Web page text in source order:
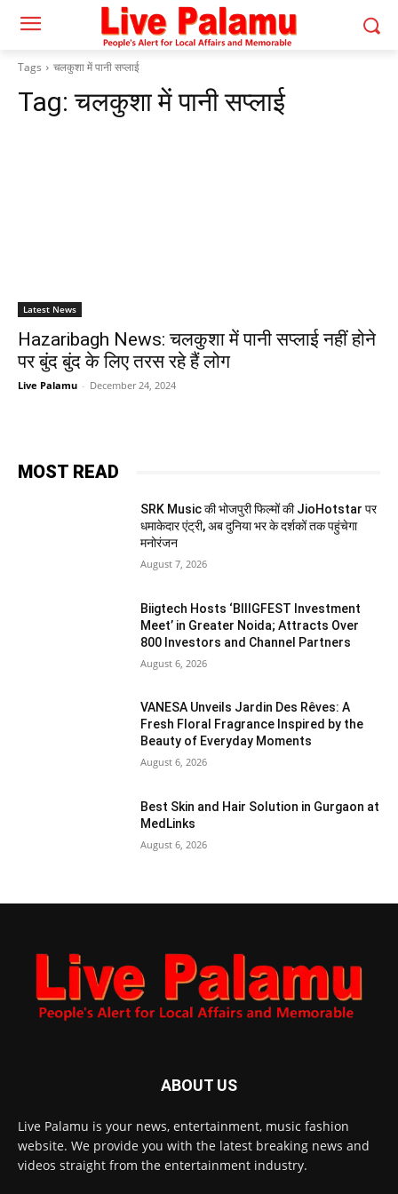
Tags चलकुशा में पानी सप्लाई
Tag:चलकुशा में पानी सप्लाई
Latest News
Hazaribagh News: चलकुशा में पानी सप्लाई नहीं होने
पर बुंद बुंद के लिए तरस रहे हैं लोग
Live Palamu - December 24, 2024
MOST READ
SRK Music की भोजपुरी फिल्मों की JioHotstar पर
धमाकेदार एंट्री, अब दुनिया भर के दर्शकों तक पहुंचेगा
मनोरंजन
August 7, 2026
Biigtech Hosts ‘BIIIGFEST Investment
Meet’ in Greater Noida; Attracts Over
800 Investors and Channel Partners
August 6, 2026
VANESA Unveils Jardin Des Rêves: A
Fresh Floral Fragrance Inspired by the
Beauty of Everyday Moments
August 6, 2026
Best Skin and Hair Solution in Gurgaon at
MedLinks
August 6, 2026
ABOUT US
Live Palamu is your news, entertainment, music fashion
website. We provide you with the latest breaking news and
videos straight from the entertainment industry.